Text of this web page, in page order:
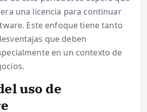
una licencia para continuar
Este enfoque tiene tanto
que deben
en un contexto de
uso de